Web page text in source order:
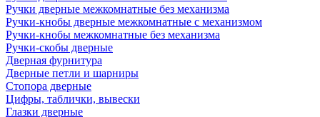
Ручки дверные межкомнатные без механизма
Ручки-кнобы дверные межкомнатные с механизмом
Ручки-кнобы межкомнатные без механизма
Ручки-скобы дверные
Дверная фурнитура
Дверные петли и шарниры
Стопора дверные
Цифры, таблички, вывески
Глазки дверные